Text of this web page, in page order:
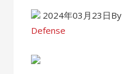
2024年03月23日By
Defense